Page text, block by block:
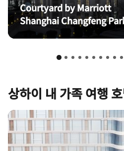
Courtyard by Marriott
Shanghai Changfeng
상하이 내 가족 여행